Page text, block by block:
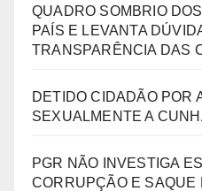
QUADRO SOMBRIO
PAÍS E LEVANTA
TRANSPARÊNCIA DAS
DETIDO CIDADÃO POR
SEXUALMENTE A
PGR NÃO INVESTIGA
CORRUPÇÃO E SAQUE